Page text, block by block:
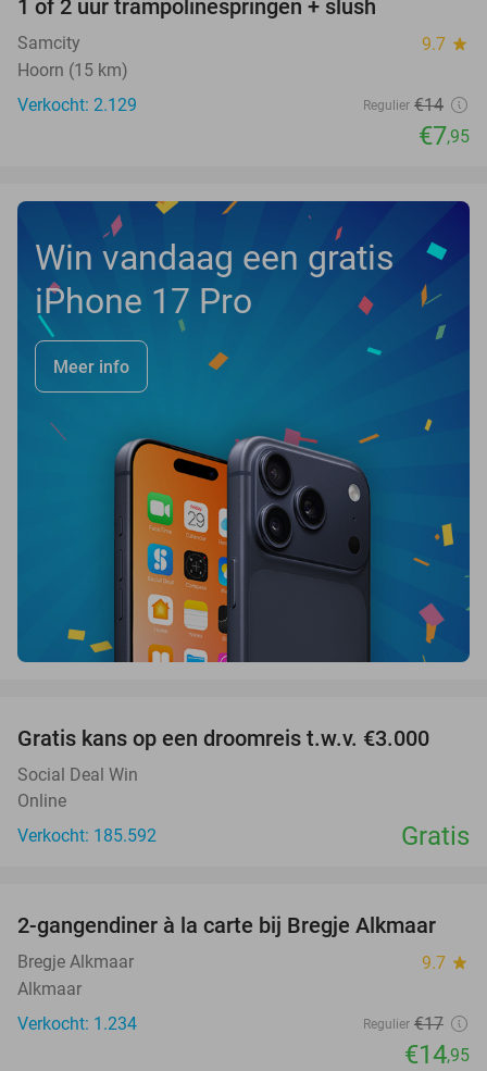
1 of 2 uur trampolinespringen + slush
Samcity 9.7 star
Hoorn (15 km)
Verkocht: 2.129
Regulier €14
€7,95
Win vandaag een gratis
iPhone 17 Pro
Meer info
Gratis kans op een droomreis t.w.v. €3.000
Social Deal Win
Online
Verkocht: 185.592
Gratis
12%
2-gangendiner à la carte bij Bregje Alkmaar
Bregje Alkmaar 9.7 star
Alkmaar
Verkocht: 1.234
Regulier €17
€14,95